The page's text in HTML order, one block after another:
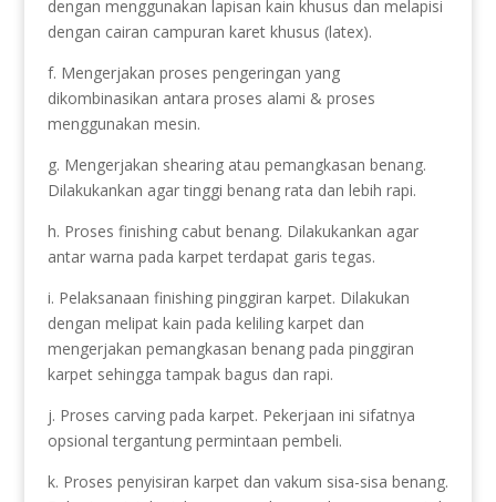
dengan menggunakan lapisan kain khusus dan melapisi
dengan cairan campuran karet khusus (latex).
f. Mengerjakan proses pengeringan yang
dikombinasikan antara proses alami & proses
menggunakan mesin.
g. Mengerjakan shearing atau pemangkasan benang.
Dilakukankan agar tinggi benang rata dan lebih rapi.
h. Proses finishing cabut benang. Dilakukankan agar
antar warna pada karpet terdapat garis tegas.
i. Pelaksanaan finishing pinggiran karpet. Dilakukan
dengan melipat kain pada keliling karpet dan
mengerjakan pemangkasan benang pada pinggiran
karpet sehingga tampak bagus dan rapi.
j. Proses carving pada karpet. Pekerjaan ini sifatnya
opsional tergantung permintaan pembeli.
k. Proses penyisiran karpet dan vakum sisa-sisa benang.